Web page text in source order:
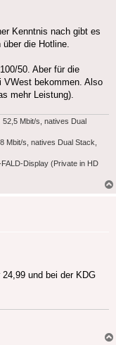
Kenntnis nach gibt es
die Hotline.
50. Aber für die
VWest bekommen. Also
mehr Leistung).
Mbit/s, natives Dual
Mbit/s, natives Dual Stack,
Display (Private in HD
und bei der KDG